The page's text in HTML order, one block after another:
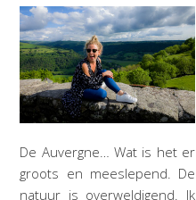
De Auvergne… Wat is het er
groots en meeslepend. De
natuur is overweldigend. Ik